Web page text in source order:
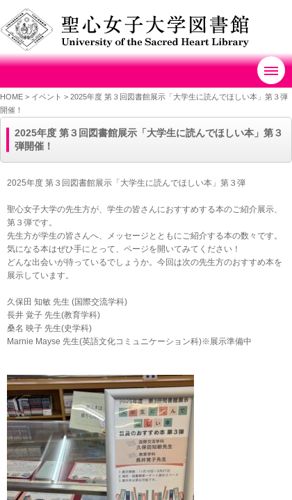
HOME > イベント > 2025年度 第３回図書館展示「大学生に読んでほしい本」第３弾
開催！
2025年度 第３回図書館展示「大学生に読んでほしい本」第３
弾開催！
2025年度 第３回図書館展示「大学生に読んでほしい本」第３弾
聖心女子大学の先生方が、学生の皆さんにおすすめする本のご紹介展示、
第３弾です。
先生方が学生の皆さんへ、メッセージとともにご紹介する本の数々です。
気になる本はぜひ手にとって、ページを開いてみてください！
どんな出会いが待っているでしょうか。今回は次の先生方のおすすめ本を
展示しています。
久保田 知敏 先生 (国際交流学科)
長井 覚子 先生(教育学科)
桑名 映子 先生(史学科)
Marnie Mayse 先生(英語文化コミュニケーション科)※展示準備中